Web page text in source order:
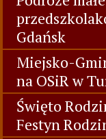
Gdańsk
Miejsko-
na OSiR w
Święto
Festyn